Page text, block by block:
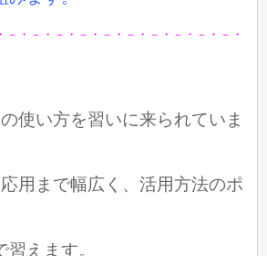
－・－・－・－・－・－・－・－・－・－・
使い方を習いに来られていま
用まで幅広く、活用方法のポ
えます。